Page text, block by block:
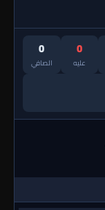
0
عليه
0
الصافي